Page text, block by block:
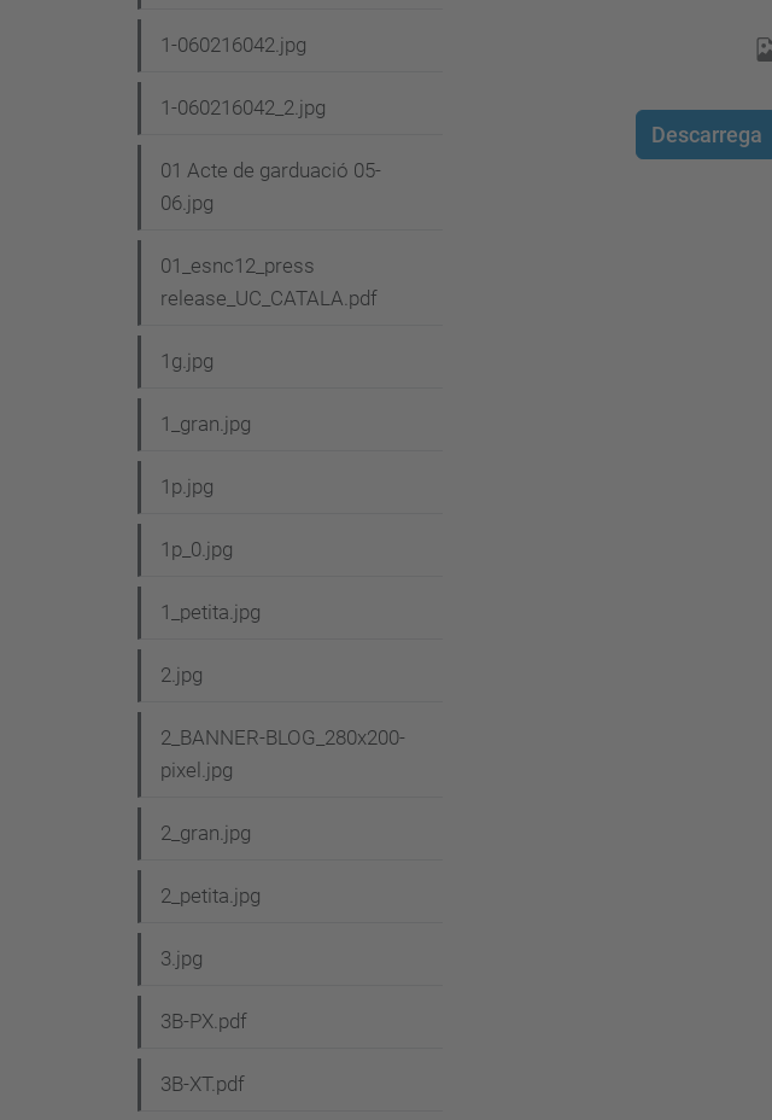
Descarrega
i
ó
1-060216042.jpg
1-060216042_2.jpg
01 Acte de garduació 05-
06.jpg
01_esnc12_press
release_UC_CATALA.pdf
1g.jpg
1_gran.jpg
1p.jpg
1p_0.jpg
1_petita.jpg
2.jpg
2_BANNER-BLOG_280x200-
pixel.jpg
2_gran.jpg
2_petita.jpg
3.jpg
3B-PX.pdf
3B-XT.pdf